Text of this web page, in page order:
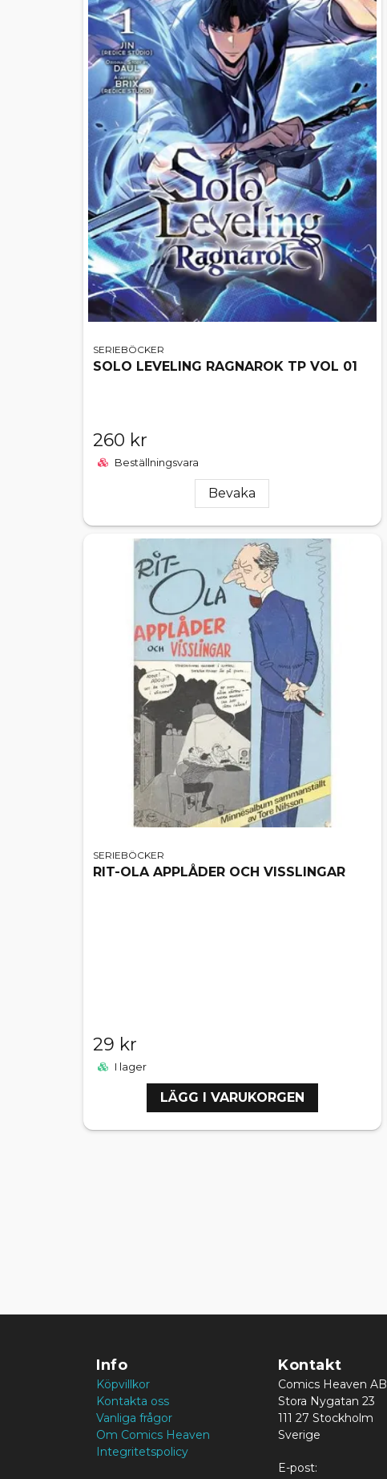
SERIEBÖCKER
SOLO LEVELING RAGNAROK TP VOL 01
260 kr
Beställningsvara
Bevaka
SERIEBÖCKER
RIT-OLA APPLÅDER OCH VISSLINGAR
29 kr
I lager
LÄGG I VARUKORGEN
Info
Köpvillkor
Kontakta oss
Vanliga frågor
Om Comics Heaven
Integritetspolicy
Kontakt
Comics Heaven AB
Stora Nygatan 23
111 27 Stockholm
Sverige
E-post: